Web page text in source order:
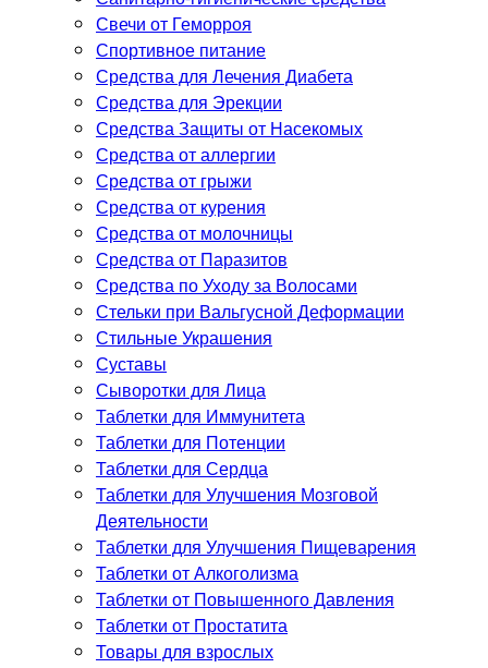
Свечи от Геморроя
Спортивное питание
Средства для Лечения Диабета
Средства для Эрекции
Средства Защиты от Насекомых
Средства от аллергии
Средства от грыжи
Средства от курения
Средства от молочницы
Средства от Паразитов
Средства по Уходу за Волосами
Стельки при Вальгусной Деформации
Стильные Украшения
Суставы
Сыворотки для Лица
Таблетки для Иммунитета
Таблетки для Потенции
Таблетки для Сердца
Таблетки для Улучшения Мозговой
Деятельности
Таблетки для Улучшения Пищеварения
Таблетки от Алкоголизма
Таблетки от Повышенного Давления
Таблетки от Простатита
Товары для взрослых